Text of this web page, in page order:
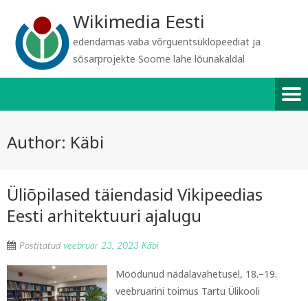
Wikimedia Eesti
edendamas vaba võrguentsüklopeediat ja
sõsarprojekte Soome lahe lõunakaldal
Author: Käbi
Üliõpilased täiendasid Vikipeedias
Eesti arhitektuuri ajalugu
Postitatud veebruar 23, 2023 Käbi
Möödunud nädalavahetusel, 18.–19.
veebruarini toimus Tartu Ülikooli